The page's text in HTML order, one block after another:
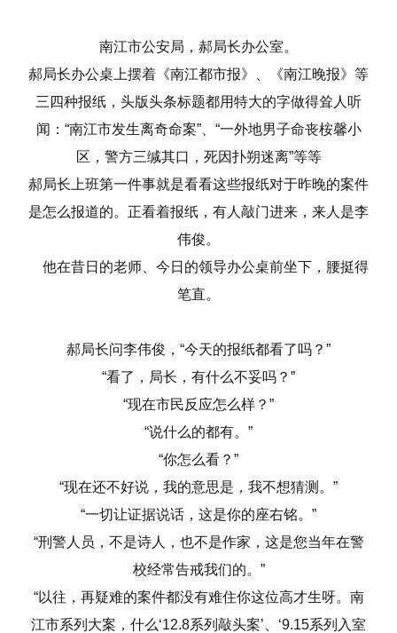
南江市公安局，郝局长办公室。
郝局长办公桌上摆着《南江都市报》、《南江晚报》等
三四种报纸，头版头条标题都用特大的字做得耸人听
闻：“南江市发生离奇命案”、“一外地男子命丧桉馨小
区，警方三缄其口，死因扑朔迷离”等等
郝局长上班第一件事就是看看这些报纸对于昨晚的案件
是怎么报道的。正看着报纸，有人敲门进来，来人是李
伟俊。
他在昔日的老师、今日的领导办公桌前坐下，腰挺得
笔直。
郝局长问李伟俊，“今天的报纸都看了吗？”
“看了，局长，有什么不妥吗？”
“现在市民反应怎么样？”
“说什么的都有。”
“你怎么看？”
“现在还不好说，我的意思是，我不想猜测。”
“一切让证据说话，这是你的座右铭。”
“刑警人员，不是诗人，也不是作家，这是您当年在警
校经常告戒我们的。”
“以往，再疑难的案件都没有难住你这位高才生呀。南
江市系列大案，什么‘12.8系列敲头案’、‘9.15系列入室